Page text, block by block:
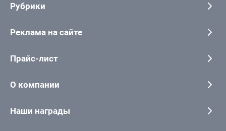
Рубрики
Реклама на сайте
Прайс-лист
О компании
Наши награды